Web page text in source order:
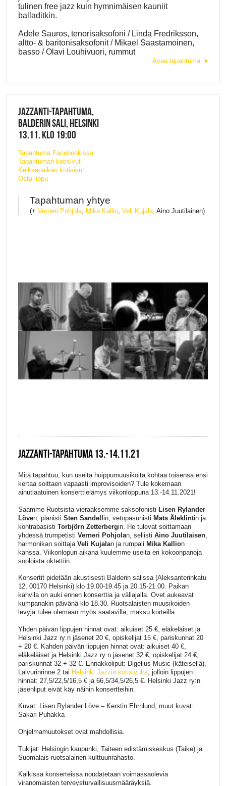
tulinen free jazz kuin hymnimäisen kauniit
balladitkin.
Adele Sauros, tenorisaksofoni / Linda Fredriksson,
altto- & baritonisaksofonit / Mikael Saastamoinen,
basso / Olavi Louhivuori, rummut
Avaa tapahtuma
JAZZANTI-TAPAHTUMA,
BALDERIN SALI, HELSINKI
13.11. KLO 19:00
Tapahtuma Facebookissa
Tapahtuman kotisivut
Keikkapaikan kotisivut
Osta lippu
Tapahtuman yhtye
(+ Verneri Pohjola, Mika Kallio, Veli Kujala, Aino Juutilainen)
JAZZANTI-TAPAHTUMA 13.-14.11.21
Mitä tapahtuu, kun useita huippumuusikoita kohtaa toisensa ensi
kertaa soittaen vapaasti improvisoiden? Tule kokemaan
ainutlaatuinen konserttielämys viikonloppuna 13.-14.11.2021!
Saamme Ruotsista vieraaksemme saksofonisti Lisen Rylander
Löven, pianisti Sten Sandellin, vetopasunisti Mats Äleklintin ja
kontrabasisti Torbjörn Zetterbergin. He tulevat soittamaan
yhdessä trumpetisti Verneri Pohjolan, sellisti Aino Juutilaisen,
harmonikan soittaja Veli Kujalan ja rumpali Mika Kallion
kanssa. Viikonlopun aikana kuulemme useita eri kokoonpanoja
sooloista oktettiin.
Konsertit pidetään akustisesti Balderin salissa (Aleksanterinkatu
12, 00170 Helsinki) klo 19.00-19.45 ja 20.15-21.00. Paikan
kahvila on auki ennen konserttia ja väliajalla. Ovet aukeavat
kumpanakin päivänä klo 18.30. Ruotsalaisten muusikoiden
levyjä tulee olemaan myös saatavilla, maksu korteilla.
Yhden päivän lippujen hinnat ovat: aikuiset 25 €, eläkeläiset ja
Helsinki Jazz ry:n jäsenet 20 €, opiskelijat 15 €, pariskunnat 20
+ 20 €. Kahden päivän lippujen hinnat ovat: aikuiset 40 €,
eläkeläiset ja Helsinki Jazz ry:n jäsenet 32 €, opiskelijat 24 €,
pariskunnat 32 + 32 €. Ennakkoliput: Digelius Music (käteisellä),
Laivurinrinne 2 tai Helsinki Jazzin kotisivulta, jolloin lippujen
hinnat: 27,5/22,5/16,5 € ja 66,5/34,5/26,5 €. Helsinki Jazz ry:n
jäsenliput eivät käy näihin konsertteihin.
Kuvat: Lisen Rylander Löve – Kerstin Ehrnlund, muut kuvat:
Sakari Puhakka
Ohjelmamuutokset ovat mahdollisia.
Tukijat: Helsingin kaupunki, Taiteen edistämiskeskus (Taike) ja
Suomalais-ruotsalainen kulttuurirahasto.
Kaikissa konserteissa noudatetaan voimassaolevia
viranomaisten terveysturvallisuusmääräyksiä.